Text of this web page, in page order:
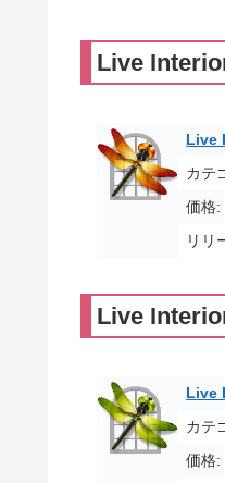
Live
Live
カテ
価格:
リリ
Live
Live
カテ
価格: